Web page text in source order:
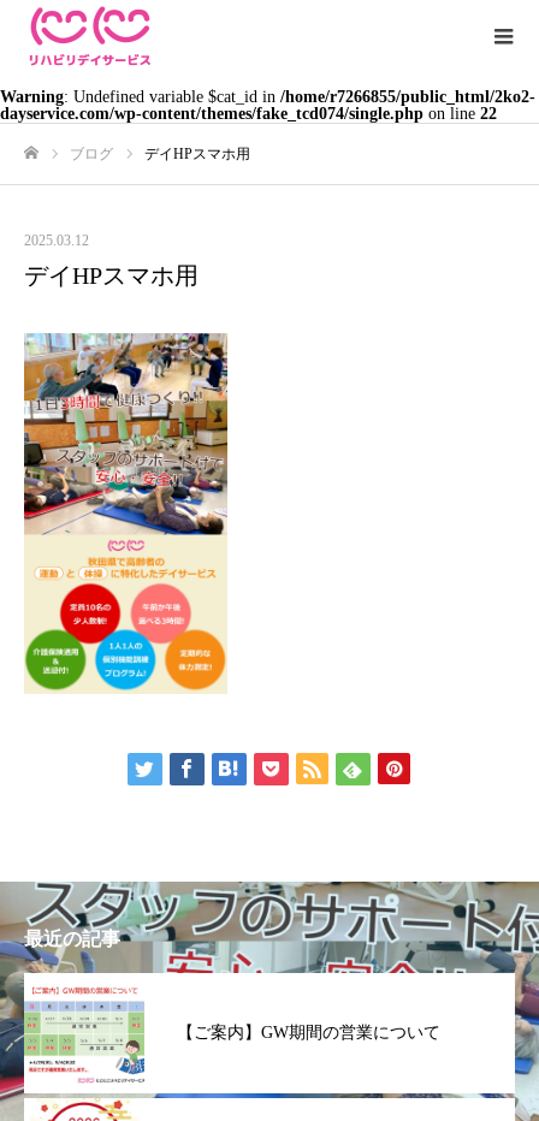
Warning: Undefined variable $cat_id in /home/r7266855/public_html/2ko2-
dayservice.com/wp-content/themes/fake_tcd074/single.php on line 22
ブログ デイHPスマホ用
2025.03.12
デイHPスマホ用
最近の記事
【ご案内】GW期間の営業について